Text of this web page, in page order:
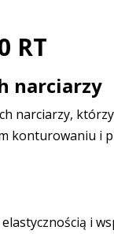
RT
narciarzy
narciarzy,
i
i